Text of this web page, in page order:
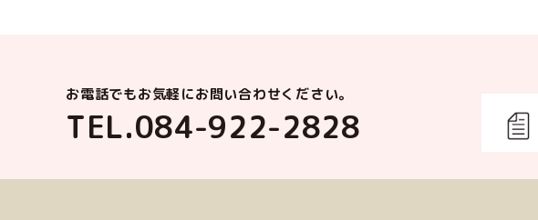
お電話でもお気軽にお問い合わせください。
TEL.084-922-2828